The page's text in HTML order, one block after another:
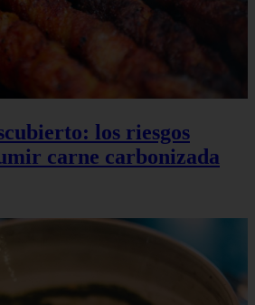
los riesgos
carne carbonizada